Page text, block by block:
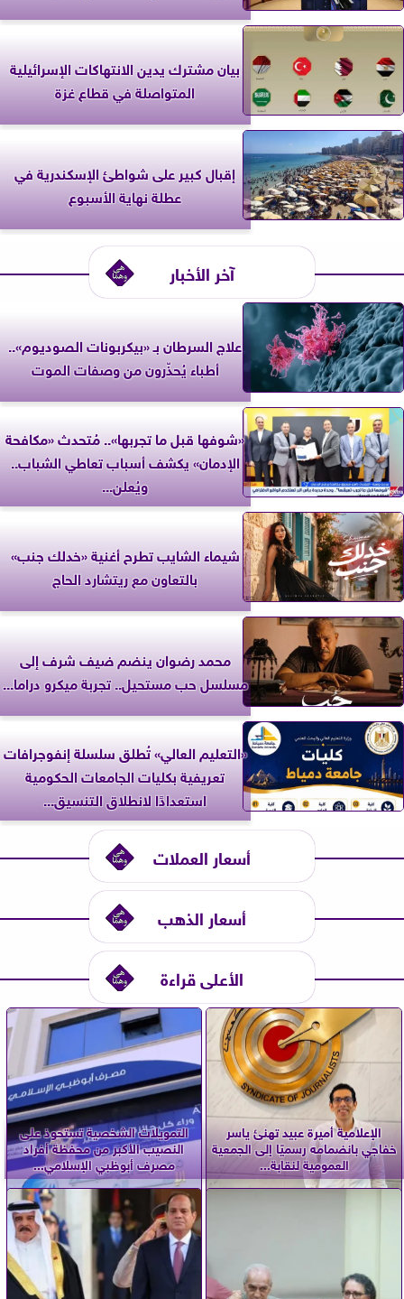
بيان مشترك يدين الانتهاكات الإسرائيلية
المتواصلة في قطاع غزة
إقبال كبير على شواطئ الإسكندرية في
عطلة نهاية الأسبوع
آخر الأخبار
علاج السرطان بـ «بيكربونات الصوديوم»..
أطباء يُحذّرون من وصفات الموت
«شوفها قبل ما تجربها».. مُتحدث «مكافحة
الإدمان» يكشف أسباب تعاطي الشباب..
ويُعلن...
شيماء الشايب تطرح أغنية «خدلك جنب»
بالتعاون مع ريتشارد الحاج
محمد رضوان ينضم ضيف شرف إلى
مسلسل حب مستحيل.. تجربة ميكرو دراما...
«التعليم العالي» تُطلق سلسلة إنفوجرافات
تعريفية بكليات الجامعات الحكومية
استعدادًا لانطلاق التنسيق...
أسعار العملات
أسعار الذهب
الأعلى قراءة
الإعلامية أميرة عبيد تهنئ ياسر
خفاجي بانضمامه رسميًا إلى الجمعية
العمومية لنقابة...
التمويلات الشخصية تستحوذ على
النصيب الأكبر من محفظة أفراد
مصرف أبوظبي الإسلامي...